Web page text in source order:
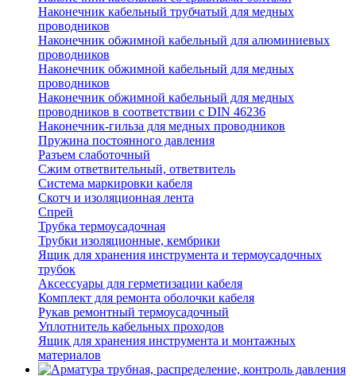
Наконечник кабельный трубчатый для медных
проводников
Наконечник обжимной кабельный для алюминиевых
проводников
Наконечник обжимной кабельный для медных
проводников
Наконечник обжимной кабельный для медных
проводников в соответствии с DIN 46236
Наконечник-гильза для медных проводников
Пружина постоянного давления
Разъем слаботочный
Сжим ответвительный, ответвитель
Система маркировки кабеля
Скотч и изоляционная лента
Спрей
Трубка термоусадочная
Трубки изоляционные, кембрики
Ящик для хранения инструмента и термоусадочных
трубок
Аксессуары для герметизации кабеля
Комплект для ремонта оболочки кабеля
Рукав ремонтный термоусадочный
Уплотнитель кабельных проходов
Ящик для хранения инструмента и монтажных
материалов